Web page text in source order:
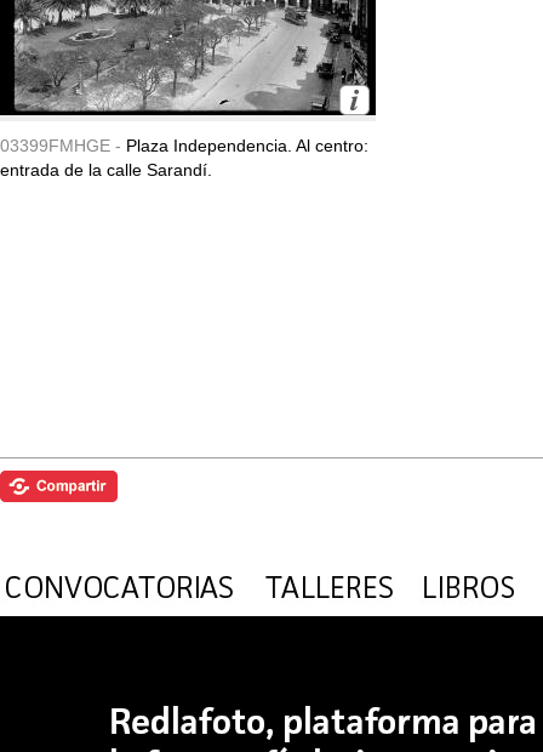
03399FMHGE - Plaza Independencia. Al centro:
entrada de la calle Sarandí.